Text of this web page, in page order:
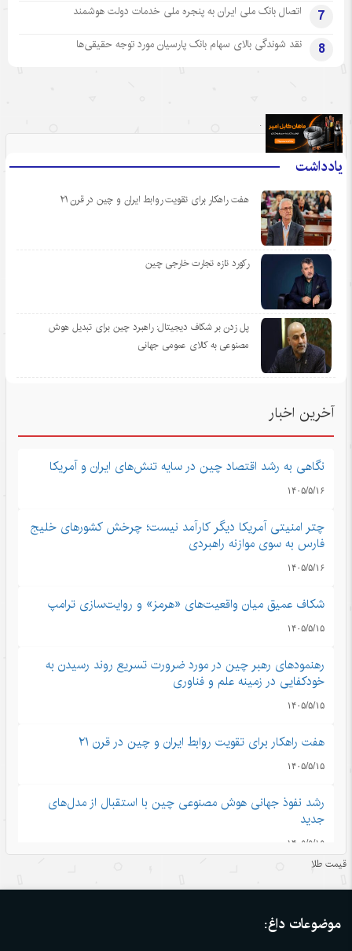
7 اتصال بانک ملی ایران به پنجره ملی خدمات دولت هوشمند
8 نقد شوندگی بالای سهام بانک پارسیان مورد توجه حقیقی‌ها
یادداشت
هفت راهکار برای تقویت روابط ایران و چین در قرن ۲۱
رکورد تازه تجارت خارجی چین
پل زدن بر شکاف دیجیتال: راهبرد چین برای تبدیل هوش
مصنوعی به کالای عمومی جهانی
.
آخرین اخبار
نگاهی به رشد اقتصاد چین در سایه تنش‌های ایران و آمریکا
۱۴۰۵/۵/۱۶
چتر امنیتی آمریکا دیگر کارآمد نیست؛ چرخش کشورهای خلیج
فارس به سوی موازنه راهبردی
۱۴۰۵/۵/۱۶
شکاف عمیق میان واقعیت‌های «هرمز» و روایت‌سازی ترامپ
۱۴۰۵/۵/۱۵
رهنمودهای رهبر چین در مورد ضرورت تسریع روند رسیدن به
خودکفایی در زمینه علم و فناوری
۱۴۰۵/۵/۱۵
هفت راهکار برای تقویت روابط ایران و چین در قرن ۲۱
۱۴۰۵/۵/۱۵
رشد نفوذ جهانی هوش مصنوعی چین با استقبال از مدل‌های
جدید
۱۴۰۵/۵/۱۵
دانش‌بنیان
۱۴۰۵/۵/۱۵
قیمت طلا
موضوعات داغ: